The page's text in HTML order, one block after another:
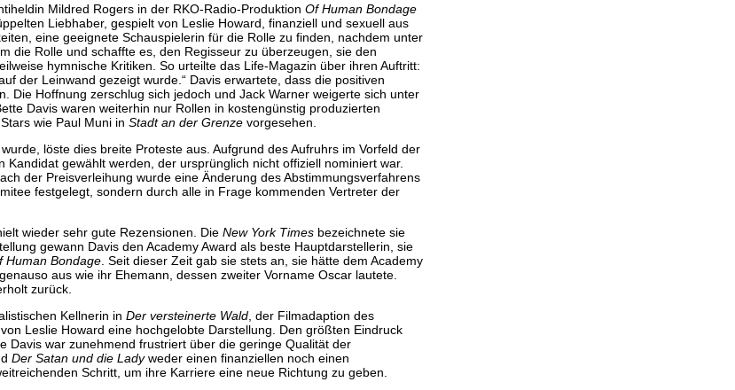
Mildred Rogers in der RKO-Radio-Produktion Of Human Bondage
Liebhaber, gespielt von Leslie Howard, finanziell und sexuell aus
eine geeignete Schauspielerin für die Rolle zu finden, nachdem unter
die Rolle und schaffte es, den Regisseur zu überzeugen, sie den
hymnische Kritiken. So urteilte das Life-Magazin über ihren Auftritt:
der Leinwand gezeigt wurde.“ Davis erwartete, dass die positiven
Die Hoffnung zerschlug sich jedoch und Jack Warner weigerte sich unter
Davis waren weiterhin nur Rollen in kostengünstig produzierten
wie Paul Muni in Stadt an der Grenze vorgesehen.
löste dies breite Proteste aus. Aufgrund des Aufruhrs im Vorfeld der
gewählt werden, der ursprünglich nicht offiziell nominiert war.
der Preisverleihung wurde eine Änderung des Abstimmungsverfahrens
festgelegt, sondern durch alle in Frage kommenden Vertreter der
wieder sehr gute Rezensionen. Die New York Times bezeichnete sie
gewann Davis den Academy Award als beste Hauptdarstellerin, sie
Human Bondage . Seit dieser Zeit gab sie stets an, sie hätte dem Academy
aus wie ihr Ehemann, dessen zweiter Vorname Oscar lautete.
zurück.
Kellnerin in Der versteinerte Wald , der Filmadaption des
Leslie Howard eine hochgelobte Darstellung. Den größten Eindruck
Davis war zunehmend frustriert über die geringe Qualität der
Der Satan und die Ladyweder einen finanziellen noch einen
Schritt, um ihre Karriere eine neue Richtung zu geben.